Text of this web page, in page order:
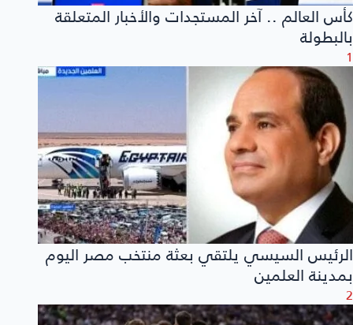
كأس العالم .. آخر المستجدات والأخبار المتعلقة
بالبطولة
1
الرئيس السيسي يلتقي بعثة منتخب مصر اليوم
بمدينة العلمين
2